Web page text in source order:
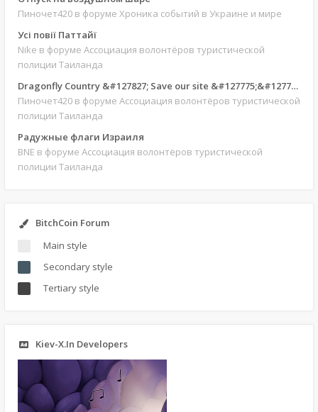
Пиночет420 в форуме Хроника событий в Украине и мире
Усі повії Паттайї
Nike в форуме Ассоциация волонтёров туристической
полиции Таиланда
Dragonfly Country &#127827; Save our site &#127775;&#127769;
Пиночет420 в форуме Ассоциация волонтёров туристической
полиции Таиланда
Радужные флаги Израиля
BNE в форуме Ассоциация волонтёров туристической
полиции Таиланда
BitchCoin Forum
Main style
Secondary style
Tertiary style
Kiev-X.In Developers